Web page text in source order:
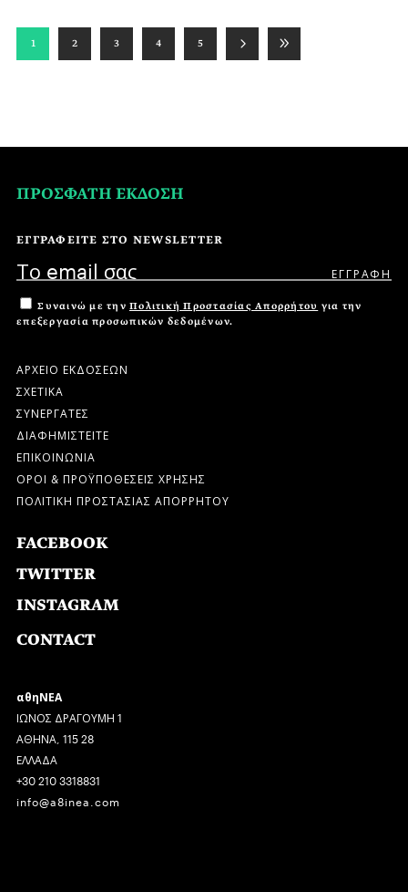
1 2 3 4 5
ΠΡΟΣΦΑΤΗ ΕΚΔΟΣΗ
ΕΓΓΡΑΦΕΙΤΕ ΣΤΟ NEWSLETTER
Συναινώ με την Πολιτική Προστασίας Απορρήτου για την
επεξεργασία προσωπικών δεδομένων.
ΑΡΧΕΙΟ ΕΚΔΟΣΕΩΝ
ΣΧΕΤΙΚΑ
ΣΥΝΕΡΓΑΤΕΣ
ΔΙΑΦΗΜΙΣΤΕΙΤΕ
ΕΠΙΚΟΙΝΩΝΙΑ
ΟΡΟΙ & ΠΡΟΫΠΟΘΕΣΕΙΣ ΧΡΗΣΗΣ
ΠΟΛΙΤΙΚΗ ΠΡΟΣΤΑΣΙΑΣ ΑΠΟΡΡΗΤΟΥ
FACEBOOK
TWITTER
INSTAGRAM
CONTACT
αθηΝΕΑ
ΙΩΝΟΣ ΔΡΑΓΟΥΜΗ 1
ΑΘΗΝΑ, 115 28
ΕΛΛΑΔΑ
+30 210 3318831
info@a8inea.com